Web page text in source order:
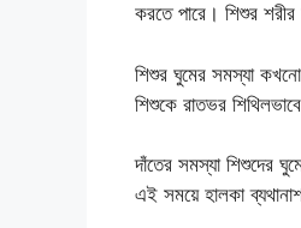
করতে পারে। শিশুর
শিশুর ঘুমের সমস্যা কখনো
শিশুকে রাতভর
দাঁতের সমস্যা শিশুদের
এই সময়ে হালকা